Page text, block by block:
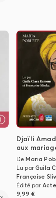
Djaïli
aux
DeMaria
Lu parGuila
Françoise
Édité par
9,99 €